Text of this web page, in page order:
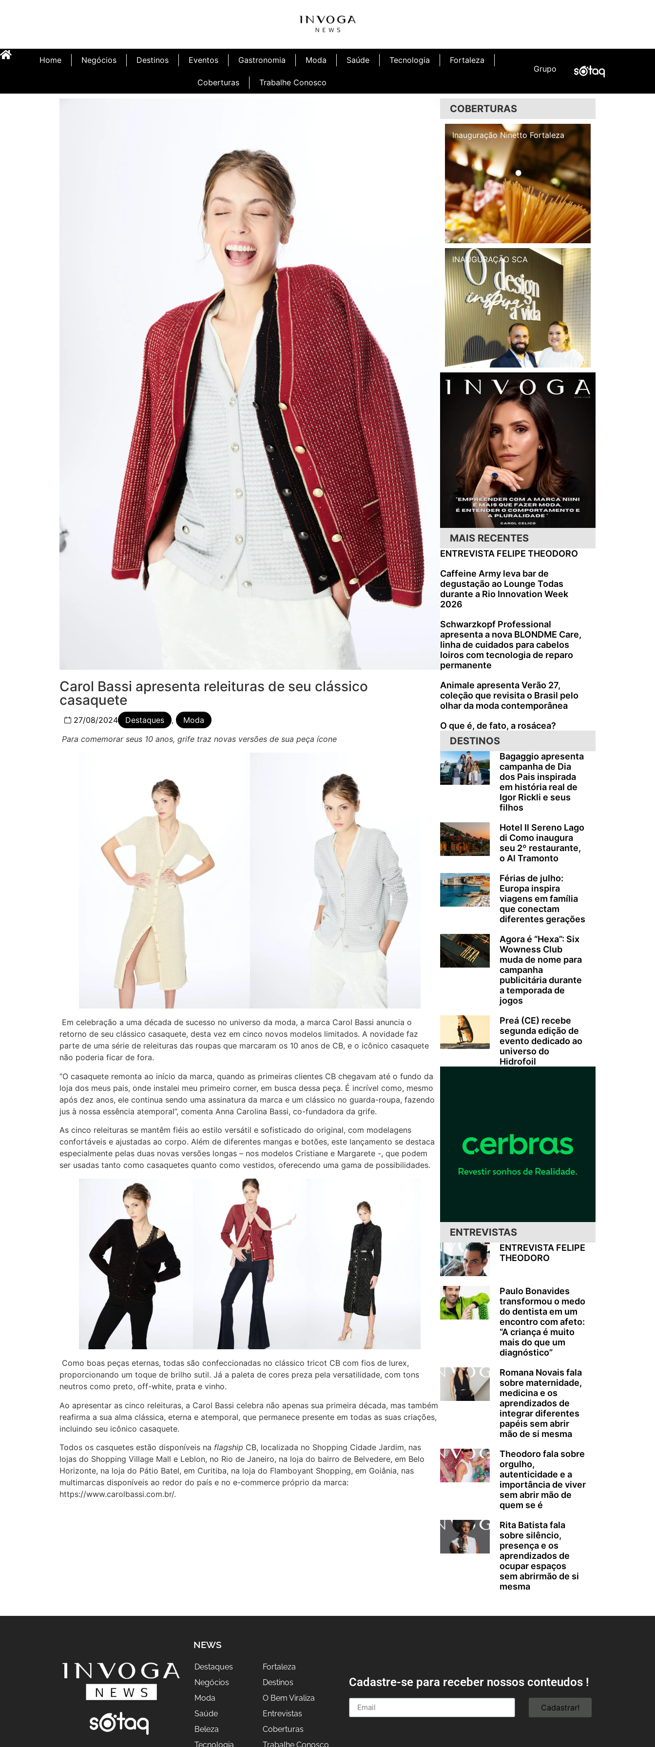
Home Negócios Destinos Eventos Gastronomia Moda Saúde Tecnologia Fortaleza
Coberturas Trabalhe Conosco
Grupo
Carol Bassi apresenta releituras de seu clássico
casaquete
27/08/2024 Destaques ,
Moda
Para comemorar seus 10 anos, grife traz novas versões de sua peça ícone
Em celebração a uma década de sucesso no universo da moda, a marca Carol Bassi anuncia o
retorno de seu clássico casaquete, desta vez em cinco novos modelos limitados. A novidade faz
parte de uma série de releituras das roupas que marcaram os 10 anos de CB, e o icônico casaquete
não poderia ficar de fora.
“O casaquete remonta ao início da marca, quando as primeiras clientes CB chegavam até o fundo da
loja dos meus pais, onde instalei meu primeiro corner, em busca dessa peça. É incrível como, mesmo
após dez anos, ele continua sendo uma assinatura da marca e um clássico no guarda-roupa, fazendo
jus à nossa essência atemporal”, comenta Anna Carolina Bassi, co-fundadora da grife.
As cinco releituras se mantêm fiéis ao estilo versátil e sofisticado do original, com modelagens
confortáveis e ajustadas ao corpo. Além de diferentes mangas e botões, este lançamento se destaca
especialmente pelas duas novas versões longas – nos modelos Cristiane e Margarete -, que podem
ser usadas tanto como casaquetes quanto como vestidos, oferecendo uma gama de possibilidades.
Como boas peças eternas, todas são confeccionadas no clássico tricot CB com fios de lurex,
proporcionando um toque de brilho sutil. Já a paleta de cores preza pela versatilidade, com tons
neutros como preto, off-white, prata e vinho.
Ao apresentar as cinco releituras, a Carol Bassi celebra não apenas sua primeira década, mas também
reafirma a sua alma clássica, eterna e atemporal, que permanece presente em todas as suas criações,
incluindo seu icônico casaquete.
Todos os casquetes estão disponíveis na flagship CB, localizada no Shopping Cidade Jardim, nas
lojas do Shopping Village Mall e Leblon, no Rio de Janeiro, na loja do bairro de Belvedere, em Belo
Horizonte, na loja do Pátio Batel, em Curitiba, na loja do Flamboyant Shopping, em Goiânia, nas
multimarcas disponíveis ao redor do país e no e-commerce próprio da marca:
https://www.carolbassi.com.br/.
COBERTURAS
Inauguração Illa Café
INAUGURAÇÃO SCA
MAIS RECENTES
ENTREVISTA FELIPE THEODORO
Caffeine Army leva bar de
degustação ao Lounge Todas
durante a Rio Innovation Week
2026
Schwarzkopf Professional
apresenta a nova BLONDME Care,
linha de cuidados para cabelos
loiros com tecnologia de reparo
permanente
Animale apresenta Verão 27,
coleção que revisita o Brasil pelo
olhar da moda contemporânea
O que é, de fato, a rosácea?
DESTINOS
Bagaggio apresenta
campanha de Dia
dos Pais inspirada
em história real de
Igor Rickli e seus
filhos
Hotel Il Sereno Lago
di Como inaugura
seu 2º restaurante,
o Al Tramonto
Férias de julho:
Europa inspira
viagens em família
que conectam
diferentes gerações
Agora é “Hexa”: Six
Wowness Club
muda de nome para
campanha
publicitária durante
a temporada de
jogos
Preá (CE) recebe
segunda edição de
evento dedicado ao
universo do
Hidrofoil
ENTREVISTAS
ENTREVISTA FELIPE
THEODORO
Paulo Bonavides
transformou o medo
do dentista em um
encontro com afeto:
“A criança é muito
mais do que um
diagnóstico”
Romana Novais fala
sobre maternidade,
medicina e os
aprendizados de
integrar diferentes
papéis sem abrir
mão de si mesma
Theodoro fala sobre
orgulho,
autenticidade e a
importância de viver
sem abrir mão de
quem se é
Rita Batista fala
sobre silêncio,
presença e os
aprendizados de
ocupar espaços
sem abrirmão de si
mesma
NEWS
Destaques
Negócios
Moda
Saúde
Beleza
Tecnologia
Fortaleza
Destinos
O Bem Viraliza
Entrevistas
Coberturas
Trabalhe Conosco
Cadastre-se para receber nossos conteudos !
Cadastrar!